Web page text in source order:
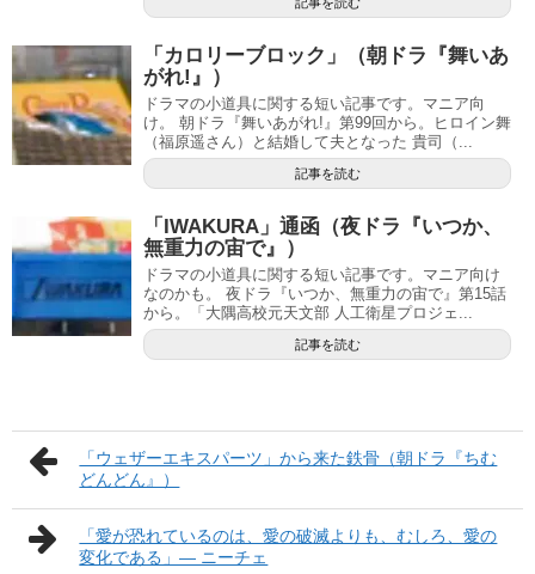
記事を読む
「カロリーブロック」（朝ドラ『舞いあ
がれ!』）
ドラマの小道具に関する短い記事です。マニア向
け。 朝ドラ『舞いあがれ!』第99回から。ヒロイン舞
（福原遥さん）と結婚して夫となった 貴司（...
記事を読む
「IWAKURA」通函（夜ドラ『いつか、
無重力の宙で』）
ドラマの小道具に関する短い記事です。マニア向け
なのかも。 夜ドラ『いつか、無重力の宙で』第15話
から。「大隅高校元天文部 人工衛星プロジェ...
記事を読む
「ウェザーエキスパーツ」から来た鉄骨（朝ドラ『ちむ
どんどん』）
「愛が恐れているのは、愛の破滅よりも、むしろ、愛の
変化である」― ニーチェ